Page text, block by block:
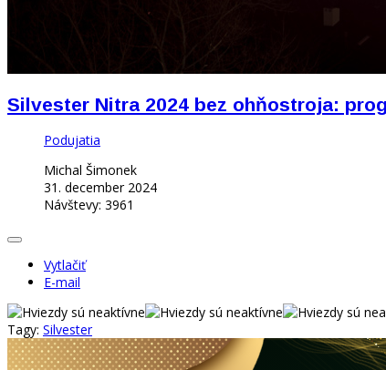
Silvester Nitra 2024 bez ohňostroja:
Podujatia
Michal Šimonek
31. december 2024
Návštevy: 3961
Vytlačiť
E-mail
Tagy: Silvester